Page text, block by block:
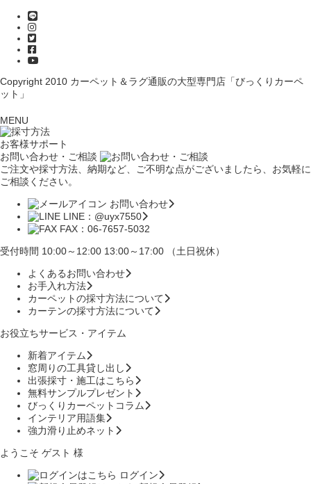
Copyright 2010 カーペット＆ラグ通販の大型専門店「びっくりカーペ
ット」
MENU
お客様サポート
お問い合わせ・ご相談
ご注文や採寸方法、納期など、ご不明な点がございましたら、お気軽に
ご相談ください。
お問い合わせ
LINE：@uyx7550
FAX：06-7657-5032
受付時間 10:00～12:00 13:00～17:00 （土日祝休）
よくあるお問い合わせ
お手入れ方法
カーペットの採寸方法について
カーテンの採寸方法について
お役立ちサービス・アイテム
新着アイテム
窓周りの工具貸し出し
出張採寸・施工はこちら
無料サンプルプレゼント
びっくりカーペットコラム
インテリア用語集
強力滑り止めネット
ようこそ ゲスト 様
ログイン